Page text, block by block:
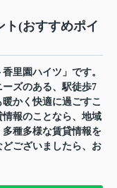
ト(おすすめポイ
里園ハイツ」です。
ズのある、駅徒歩7
かく快適に過ごすこ
報のことなら、地域
種多様な賃貸情報を
ございましたら、お